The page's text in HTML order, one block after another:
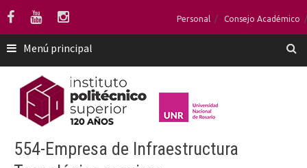
Saltar
contenido
Personal Consejo Académico
Menú principal
554-Empresa de Infraestructura